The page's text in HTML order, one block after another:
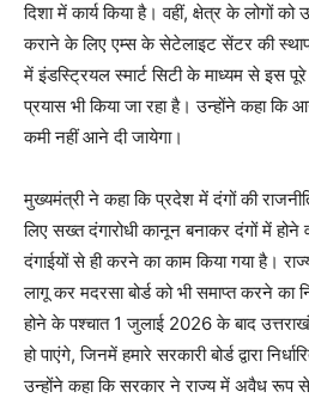
दिशा में कार्य किया है। वहीं, क्षेत्र के लोगों
कराने के लिए एम्स के सेटेलाइट सेंटर की
में इंडस्ट्रियल स्मार्ट सिटी के माध्यम से इस
प्रयास भी किया जा रहा है। उन्होंने कहा कि
कमी नहीं आने दी जायेगा।
मुख्यमंत्री ने कहा कि प्रदेश में दंगों की
लिए सख्त दंगारोधी कानून बनाकर दंगों में
दंगाईयों से ही करने का काम किया गया है।
लागू कर मदरसा बोर्ड को भी समाप्त करने का
होने के पश्चात 1 जुलाई 2026 के बाद
हो पाएंगे, जिनमें हमारे सरकारी बोर्ड द्वारा
उन्होंने कहा कि सरकार ने राज्य में अवैध